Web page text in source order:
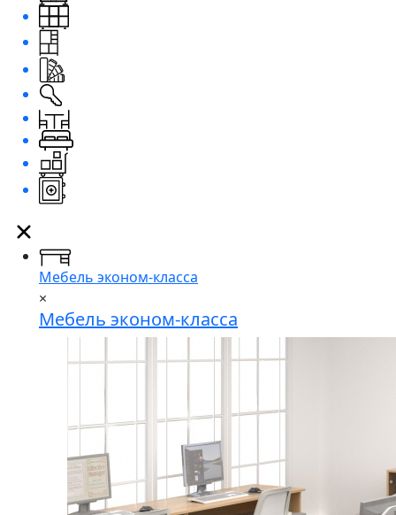
Мебель эконом-класса
×
Мебель эконом-класса